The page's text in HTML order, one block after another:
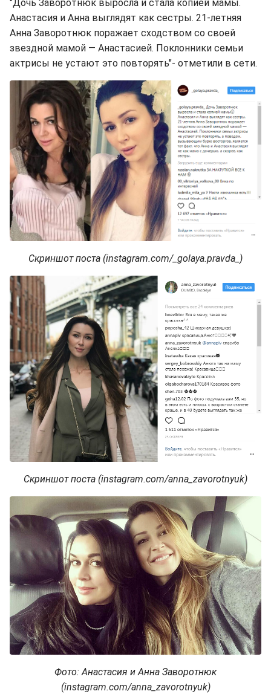
"Дочь Заворотнюк выросла и стала копией мамы.
Анастасия и Анна выглядят как сестры. 21-летняя
Анна Заворотнюк поражает сходством со своей
звездной мамой — Анастасией. Поклонники семьи
актрисы не устают это повторять"- отметили в сети.
Скриншот поста (instagram.com/_golaya.pravda_)
Скриншот поста (instagram.com/anna_zavorotnyuk)
Фото: Анастасия и Анна Заворотнюк
(instagram.com/anna_zavorotnyuk)